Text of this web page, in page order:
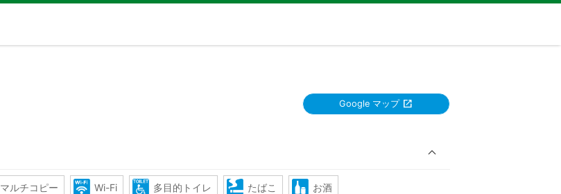
Google マップ
マルチコピー Wi-Fi 多目的トイレ たばこ お酒